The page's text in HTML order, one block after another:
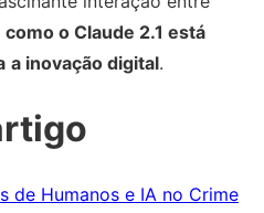
como o Claude 2.1 está
a inovação digital.
de Humanos e IA no Crime